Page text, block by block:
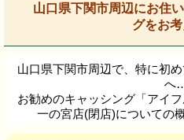
山口県下関市周辺にお住
グをお
山口県下関市周辺で、特に初
へ
お勧めのキャッシング「アイ
一の宮店(閉店)についての